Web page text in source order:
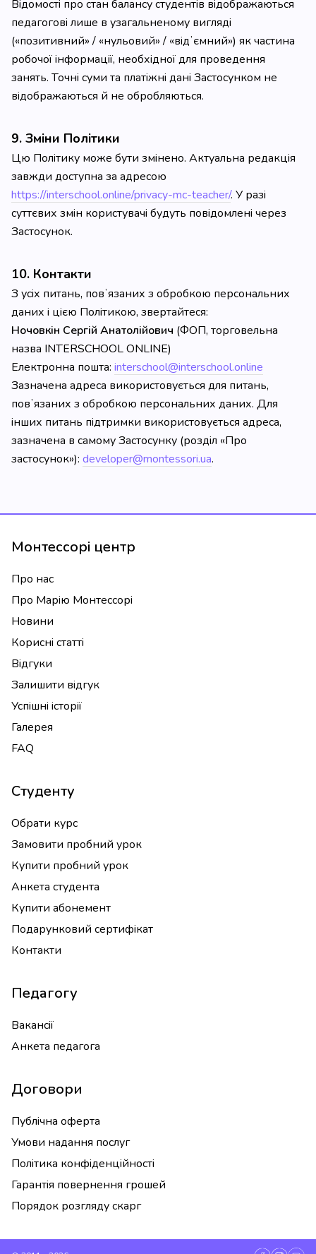
Відомості про стан балансу студентів відображаються
педагогові лише в узагальненому вигляді
(«позитивний» / «нульовий» / «відʼємний») як частина
робочої інформації, необхідної для проведення
занять. Точні суми та платіжні дані Застосунком не
відображаються й не обробляються.
9. Зміни Політики
Цю Політику може бути змінено. Актуальна редакція
завжди доступна за адресою
https://interschool.online/privacy-mc-teacher/. У разі
суттєвих змін користувачі будуть повідомлені через
Застосунок.
10. Контакти
З усіх питань, повʼязаних з обробкою персональних
даних і цією Політикою, звертайтеся:
Ночовкін Сергій Анатолійович (ФОП, торговельна
назва INTERSCHOOL ONLINE)
Електронна пошта: interschool@interschool.online
Зазначена адреса використовується для питань,
повʼязаних з обробкою персональних даних. Для
інших питань підтримки використовується адреса,
зазначена в самому Застосунку (розділ «Про
застосунок»): developer@montessori.ua.
Монтессорі центр
Про нас
Про Марію Монтессорі
Новини
Корисні статті
Відгуки
Залишити відгук
Успішні історії
Галерея
FAQ
Студенту
Обрати курс
Замовити пробний урок
Купити пробний урок
Анкета студента
Купити абонемент
Подарунковий сертифікат
Контакти
Педагогу
Вакансії
Анкета педагога
Договори
Публічна оферта
Умови надання послуг
Політика конфіденційності
Гарантія повернення грошей
Порядок розгляду скарг